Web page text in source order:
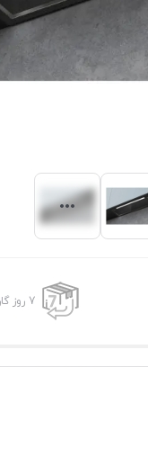
7 روز گارانتی بازگشت وجه